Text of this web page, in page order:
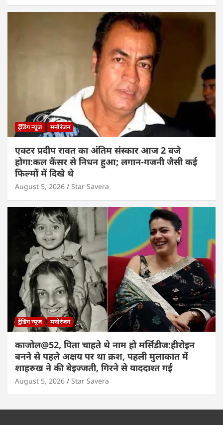
ट्रेंडिंग न्यूज मनोरंजन
एक्टर प्रदीप रावत का अंतिम संस्कार आज 2 बजे
होगा:कल कैंसर से निधन हुआ; लगान-गजनी जैसी कई
फिल्मों में दिखे थे
August 5, 2026 Star Savera
ट्रेंडिंग न्यूज मनोरंजन
काजोल@52, पिता चाहते थे नाम हो मर्सिडीज:हीरोइन
बनने से पहले अक्षय पर था क्रश, पहली मुलाकात में
शाहरुख ने की बेइज्जती, गिरने से याददाश्त गई
August 5, 2026 Star Savera